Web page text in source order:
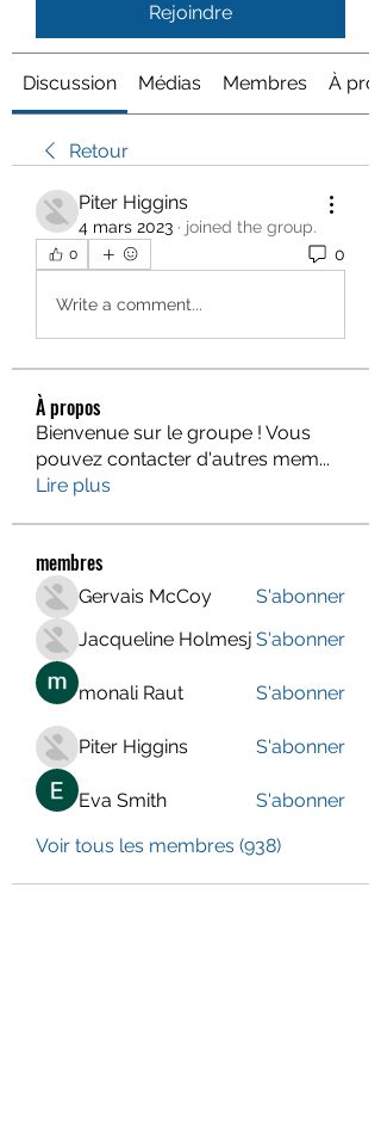
Rejoindre
Discussion Médias Membres À
Retour
Piter Higgins
4 mars 2023 · joined the group.
0 0
Write a comment...
À propos
Bienvenue sur le groupe ! Vous
pouvez contacter d'autres mem...
Lire plus
membres
Gervais McCoy
S'abonner
Jacqueline Holmesj S'abonner
monali Raut S'abonner
Piter Higgins S'abonner
Eva Smith
S'abonner
Voir tous les membres (938)